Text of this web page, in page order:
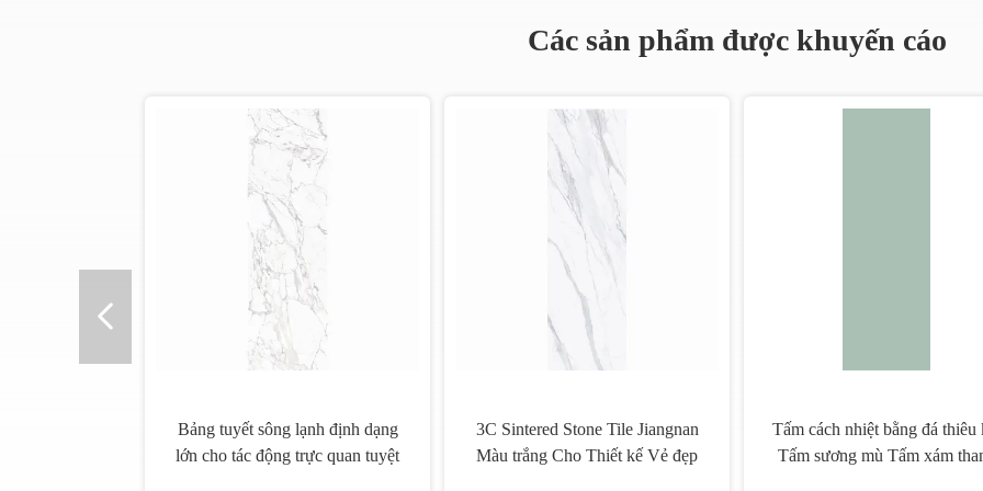
Các sản phẩm được khuyến cáo
Tấm cách nhiệt bằng đá thiêu kết
Tấm sương mù Tấm xám thanh
Độ bền lâu dài Gạch đá thiêu kết
Gạch lát san hô cho khu dân cư
Tấm lát sứ màu xám có
tường dày 1000 * 3000mm